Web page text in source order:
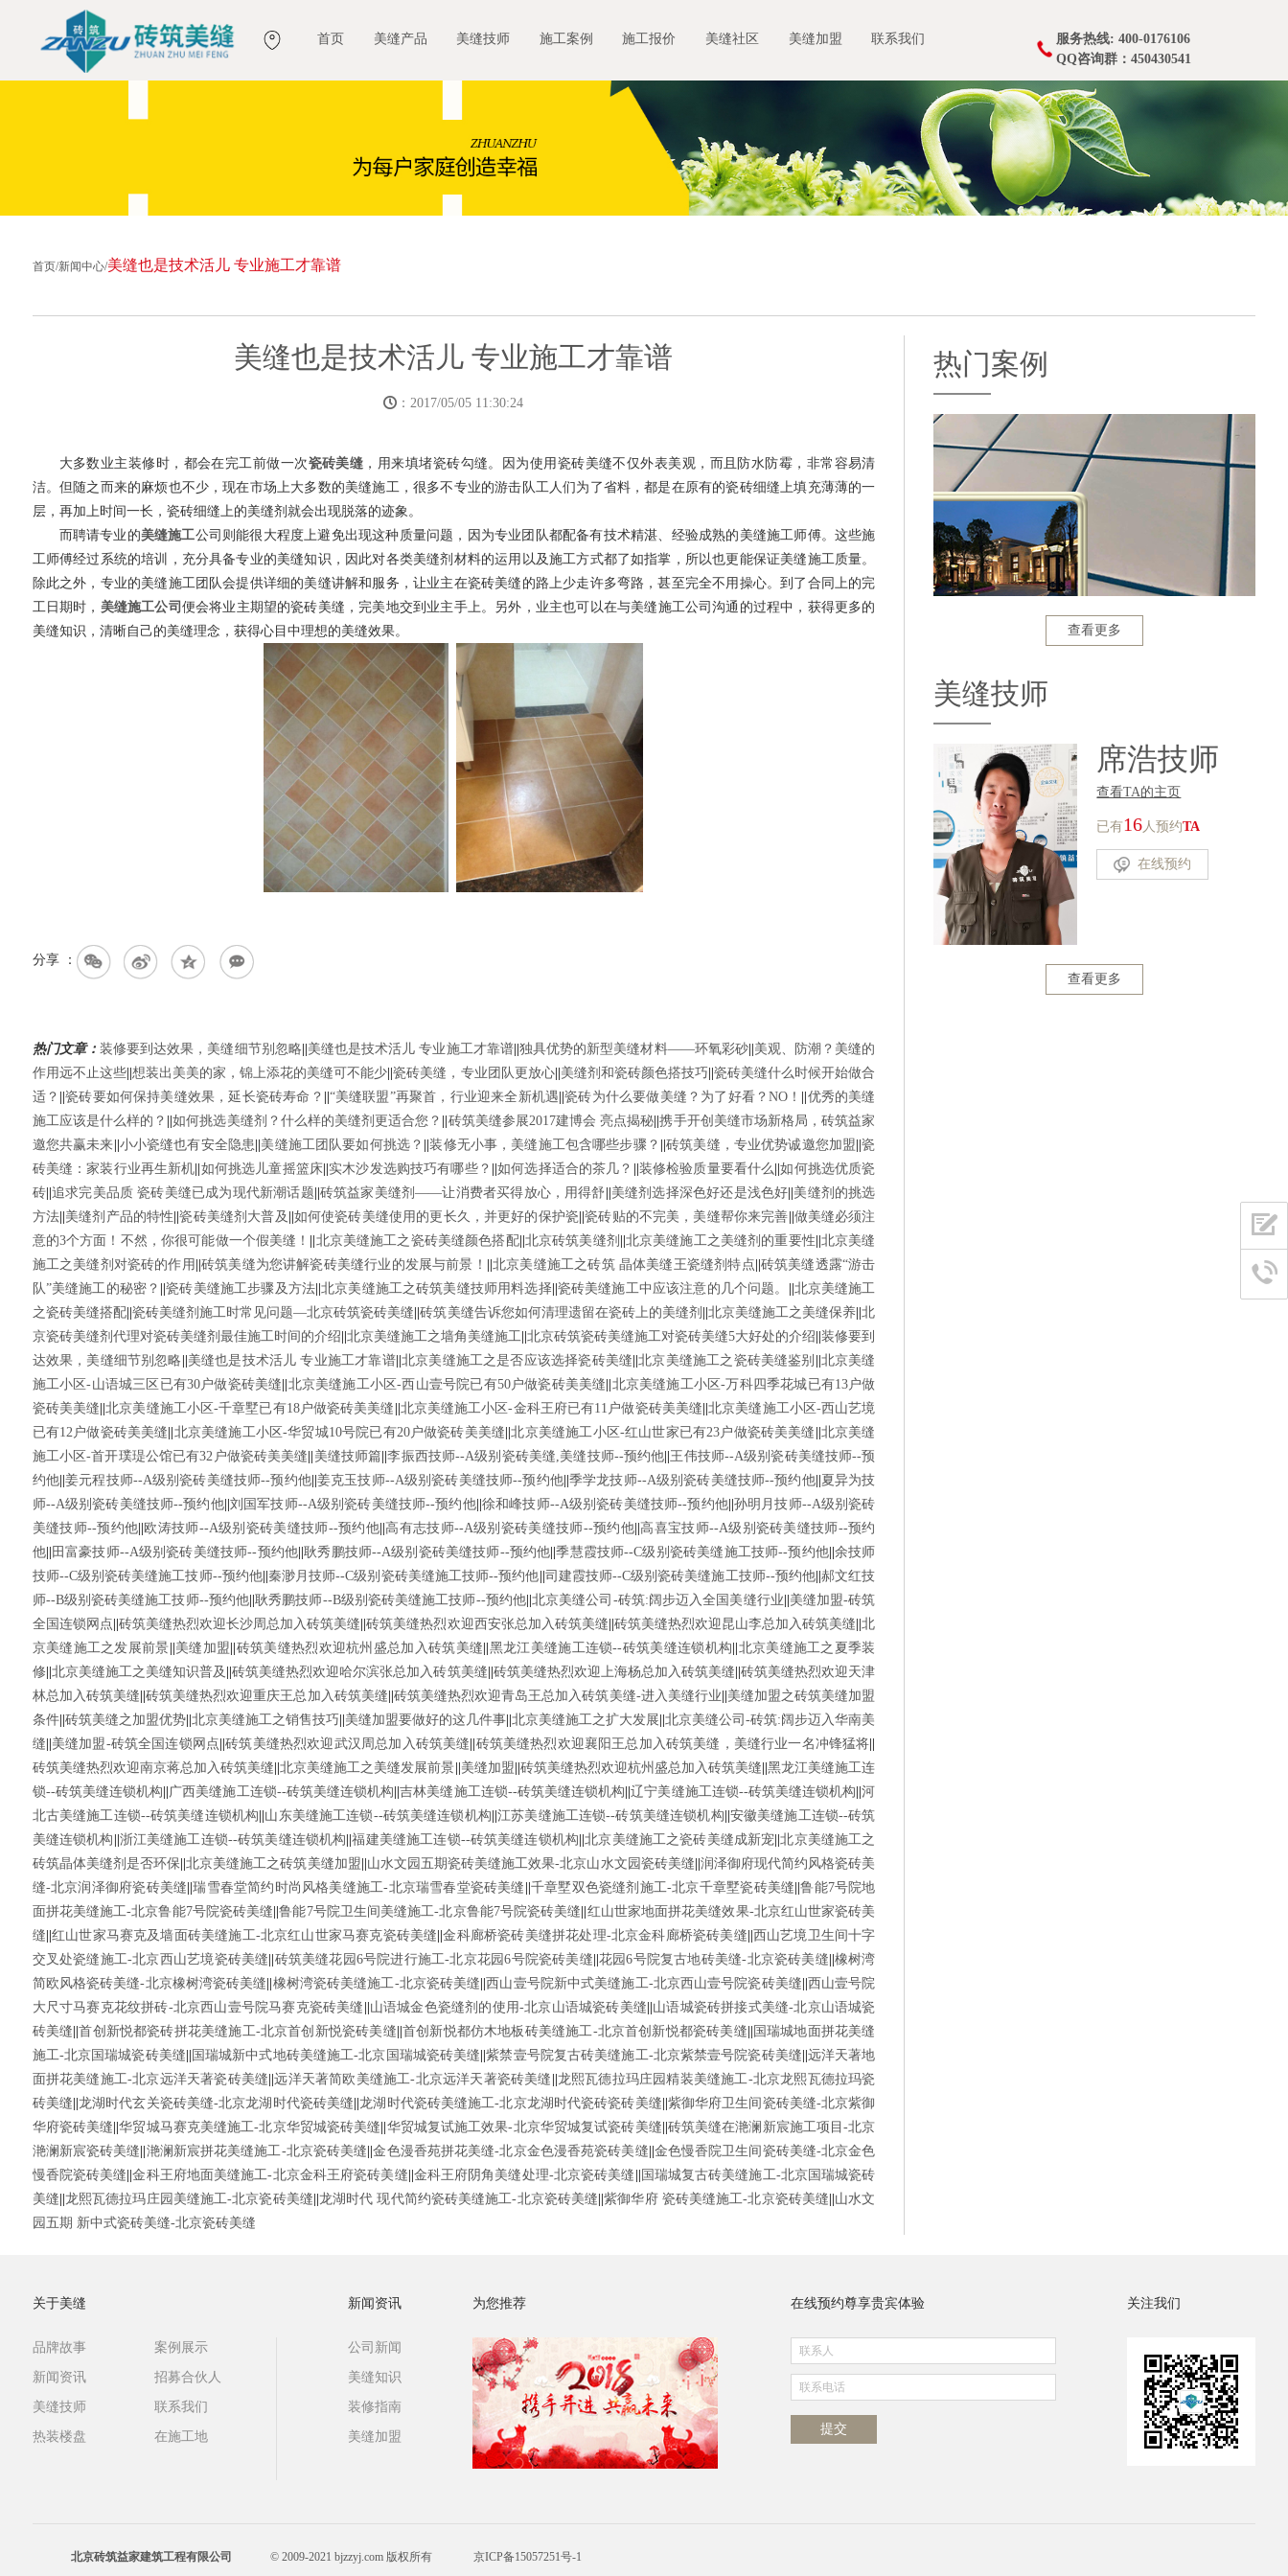
首页 美缝产品 美缝技师 施工案例 施工报价 美缝社区 美缝加盟 联系我们
服务热线: 400-0176106
QQ咨询群：450430541
首页/新闻中心/美缝也是技术活儿 专业施工才靠谱
热门案例
查看更多
美缝技师
席浩技师
查看TA的主页
已有16 人预约TA
在线预约
查看更多
美缝也是技术活儿 专业施工才靠谱
：2017/05/05 11:30:24
大多数业主装修时，都会在完工前做一次瓷砖美缝 ，用来填堵瓷砖勾缝。因为使用瓷砖美缝不仅外表美观，而且防水防霉，非常容易清
洁。但随之而来的麻烦也不少，现在市场上大多数的美缝施工，很多不专业的游击队工人们为了省料，都是在原有的瓷砖细缝上填充薄薄的一
层，再加上时间一长，瓷砖细缝上的美缝剂就会出现脱落的迹象。
而聘请专业的美缝施工公司则能很大程度上避免出现这种质量问题，因为专业团队都配备有技术精湛、经验成熟的美缝施工师傅。这些施
工师傅经过系统的培训，充分具备专业的美缝知识，因此对各类美缝剂材料的运用以及施工方式都了如指掌，所以也更能保证美缝施工质量。
除此之外，专业的美缝施工团队会提供详细的美缝讲解和服务，让业主在瓷砖美缝的路上少走许多弯路，甚至完全不用操心。到了合同上的完
工日期时， 美缝施工公司 便会将业主期望的瓷砖美缝，完美地交到业主手上。另外，业主也可以在与美缝施工公司沟通的过程中，获得更多的
美缝知识，清晰自己的美缝理念，获得心目中理想的美缝效果。
分享 ：
热门文章： 装修要到达效果，美缝细节别忽略 美缝也是技术活儿 专业施工才靠谱|| 独具优势的新型美缝材料——环氧彩砂|| 美观、防潮？美缝的
作用远不止这些|| 想装出美美的家，锦上添花的美缝可不能少 ||瓷砖美缝，专业团队更放心|| 美缝剂和瓷砖颜色搭技巧 ||瓷砖美缝什么时候开始做合
适？ 瓷砖要如何保持美缝效果，延长瓷砖寿命？ “美缝联盟”再聚首，行业迎来全新机遇 ||瓷砖为什么要做美缝？为了好看？NO！
优秀的美缝
施工应该是什么样的？ ||如何挑选美缝剂？什么样的美缝剂更适合您？ 砖筑美缝参展2017建博会 亮点揭秘 ||携手开创美缝市场新格局，砖筑益家
邀您共赢未来 小小瓷缝也有安全隐患 美缝施工团队要如何挑选？ ||装修无小事，美缝施工包含哪些步骤？ 砖筑美缝，专业优势诚邀您加盟 ||瓷
砖美缝：家装行业再生新机 如何挑选儿童摇篮床|| 实木沙发选购技巧有哪些？ 如何选择适合的茶几？ 装修检验质量要看什么 ||如何挑选优质瓷
砖|| 追求完美品质 瓷砖美缝已成为现代新潮话题 砖筑益家美缝剂——让消费者买得放心，用得舒 美缝剂选择深色好还是浅色好 美缝剂的挑选
方法|| 美缝剂产品的特性 ||瓷砖美缝剂大普及 如何使瓷砖美缝使用的更长久，并更好的保护瓷 ||瓷砖贴的不完美，美缝帮你来完善 做美缝必须注
意的3个方面！不然，你很可能做一个假美缝！
北京美缝施工之瓷砖美缝颜色搭配|| 北京砖筑美缝剂 北京美缝施工之美缝剂的重要性 北京美缝
施工之美缝剂对瓷砖的作用 砖筑美缝为您讲解瓷砖美缝行业的发展与前景！ 北京美缝施工之砖筑 晶体美缝王瓷缝剂特点 砖筑美缝透露“游击
队”美缝施工的秘密？ ||瓷砖美缝施工步骤及方法|| 北京美缝施工之砖筑美缝技师用料选择 瓷砖美缝施工中应该注意的几个问题。
北京美缝施工
之瓷砖美缝搭配|| 瓷砖美缝剂施工时常见问题—北京砖筑瓷砖美缝 ||砖筑美缝告诉您如何清理遗留在瓷砖上的美缝剂 ||北京美缝施工之美缝保养 ||北
京瓷砖美缝剂代理对瓷砖美缝剂最佳施工时间的介绍 北京美缝施工之墙角美缝施工 ||北京砖筑瓷砖美缝施工对瓷砖美缝5大好处的介绍 ||装修要到
达效果，美缝细节别忽略 美缝也是技术活儿 专业施工才靠谱|| 北京美缝施工之是否应该选择瓷砖美缝 ||北京美缝施工之瓷砖美缝鉴别
北京美缝
施工小区-山语城三区已有30户做瓷砖美缝 北京美缝施工小区-西山壹号院已有50户做瓷砖美美缝 北京美缝施工小区-万科四季花城已有13户做
瓷砖美美缝 ||北京美缝施工小区-千章墅已有18户做瓷砖美美缝 北京美缝施工小区-金科王府已有11户做瓷砖美美缝 ||北京美缝施工小区-西山艺境
已有12户做瓷砖美美缝 北京美缝施工小区-华贸城10号院已有20户做瓷砖美美缝 ||北京美缝施工小区-红山世家已有23户做瓷砖美美缝 北京美缝
施工小区-首开璞瑅公馆已有32户做瓷砖美美缝 美缝技师篇 ||李振西技师--A级别瓷砖美缝,美缝技师--预约他 王伟技师--A级别瓷砖美缝技师--预
约他|| 姜元程技师--A级别瓷砖美缝技师--预约他|| 姜克玉技师--A级别瓷砖美缝技师--预约他|| 季学龙技师--A级别瓷砖美缝技师--预约他|| 夏异为技
师--A级别瓷砖美缝技师--预约他|| 刘国军技师--A级别瓷砖美缝技师--预约他|| 徐和峰技师--A级别瓷砖美缝技师--预约他|| 孙明月技师--A级别瓷砖
美缝技师--预约他 欧涛技师--A级别瓷砖美缝技师--预约他|| 高有志技师--A级别瓷砖美缝技师--预约他|| 高喜宝技师--A级别瓷砖美缝技师--预约
他|| 田富豪技师--A级别瓷砖美缝技师--预约他 ||耿秀鹏技师--A级别瓷砖美缝技师--预约他 ||季慧霞技师--C级别瓷砖美缝施工技师--预约他|| 余技师
技师--C级别瓷砖美缝施工技师--预约他|| 秦渺月技师--C级别瓷砖美缝施工技师--预约他 司建霞技师--C级别瓷砖美缝施工技师--预约他 ||郝文红技
师--B级别瓷砖美缝施工技师--预约他 ||耿秀鹏技师--B级别瓷砖美缝施工技师--预约他|| 北京美缝公司-砖筑:阔步迈入全国美缝行业 美缝加盟-砖筑
全国连锁网点 砖筑美缝热烈欢迎长沙周总加入砖筑美缝 ||砖筑美缝热烈欢迎西安张总加入砖筑美缝 砖筑美缝热烈欢迎昆山李总加入砖筑美缝 ||北
京美缝施工之发展前景 美缝加盟 砖筑美缝热烈欢迎杭州盛总加入砖筑美缝 黑龙江美缝施工连锁--砖筑美缝连锁机构 北京美缝施工之夏季装
修 北京美缝施工之美缝知识普及 ||砖筑美缝热烈欢迎哈尔滨张总加入砖筑美缝 砖筑美缝热烈欢迎上海杨总加入砖筑美缝 ||砖筑美缝热烈欢迎天津
林总加入砖筑美缝 砖筑美缝热烈欢迎重庆王总加入砖筑美缝 砖筑美缝热烈欢迎青岛王总加入砖筑美缝-进入美缝行业 美缝加盟之砖筑美缝加盟
条件|| 砖筑美缝之加盟优势|| 北京美缝施工之销售技巧 美缝加盟要做好的这几件事 ||北京美缝施工之扩大发展 ||北京美缝公司-砖筑:阔步迈入华南美
缝 美缝加盟-砖筑全国连锁网点 ||砖筑美缝热烈欢迎武汉周总加入砖筑美缝 砖筑美缝热烈欢迎襄阳王总加入砖筑美缝，美缝行业一名冲锋猛将
砖筑美缝热烈欢迎南京蒋总加入砖筑美缝 ||北京美缝施工之美缝发展前景 美缝加盟 砖筑美缝热烈欢迎杭州盛总加入砖筑美缝 ||黑龙江美缝施工连
锁--砖筑美缝连锁机构 广西美缝施工连锁--砖筑美缝连锁机构 ||吉林美缝施工连锁--砖筑美缝连锁机构 ||辽宁美缝施工连锁--砖筑美缝连锁机构 ||河
北古美缝施工连锁--砖筑美缝连锁机构 山东美缝施工连锁--砖筑美缝连锁机构 江苏美缝施工连锁--砖筑美缝连锁机构 安徽美缝施工连锁--砖筑
美缝连锁机构 浙江美缝施工连锁--砖筑美缝连锁机构 ||福建美缝施工连锁--砖筑美缝连锁机构 ||北京美缝施工之瓷砖美缝成新宠 ||北京美缝施工之
砖筑晶体美缝剂是否环保 ||北京美缝施工之砖筑美缝加盟 山水文园五期瓷砖美缝施工效果-北京山水文园瓷砖美缝 润泽御府现代简约风格瓷砖美
缝-北京润泽御府瓷砖美缝 ||瑞雪春堂简约时尚风格美缝施工-北京瑞雪春堂瓷砖美缝 千章墅双色瓷缝剂施工-北京千章墅瓷砖美缝 ||鲁能7号院地
面拼花美缝施工-北京鲁能7号院瓷砖美缝 ||鲁能7号院卫生间美缝施工-北京鲁能7号院瓷砖美缝 红山世家地面拼花美缝效果-北京红山世家瓷砖美
缝 红山世家马赛克及墙面砖美缝施工-北京红山世家马赛克瓷砖美缝 ||金科廊桥瓷砖美缝拼花处理-北京金科廊桥瓷砖美缝 西山艺境卫生间十字
交叉处瓷缝施工-北京西山艺境瓷砖美缝 砖筑美缝花园6号院进行施工-北京花园6号院瓷砖美缝 花园6号院复古地砖美缝-北京瓷砖美缝 橡树湾
简欧风格瓷砖美缝-北京橡树湾瓷砖美缝 橡树湾瓷砖美缝施工-北京瓷砖美缝 西山壹号院新中式美缝施工-北京西山壹号院瓷砖美缝 西山壹号院
大尺寸马赛克花纹拼砖-北京西山壹号院马赛克瓷砖美缝 山语城金色瓷缝剂的使用-北京山语城瓷砖美缝 山语城瓷砖拼接式美缝-北京山语城瓷
砖美缝 ||首创新悦都瓷砖拼花美缝施工-北京首创新悦瓷砖美缝 首创新悦都仿木地板砖美缝施工-北京首创新悦都瓷砖美缝
国瑞城地面拼花美缝
施工-北京国瑞城瓷砖美缝
国瑞城新中式地砖美缝施工-北京国瑞城瓷砖美缝 ||紫禁壹号院复古砖美缝施工-北京紫禁壹号院瓷砖美缝 远洋天著地
面拼花美缝施工-北京远洋天著瓷砖美缝 ||远洋天著简欧美缝施工-北京远洋天著瓷砖美缝 龙熙瓦德拉玛庄园精装美缝施工-北京龙熙瓦德拉玛瓷
砖美缝 龙湖时代玄关瓷砖美缝-北京龙湖时代瓷砖美缝 ||龙湖时代瓷砖美缝施工-北京龙湖时代瓷砖瓷砖美缝 紫御华府卫生间瓷砖美缝-北京紫御
华府瓷砖美缝 ||华贸城马赛克美缝施工-北京华贸城瓷砖美缝 华贸城复试施工效果-北京华贸城复试瓷砖美缝 砖筑美缝在滟澜新宸施工项目-北京
滟澜新宸瓷砖美缝 滟澜新宸拼花美缝施工-北京瓷砖美缝 ||金色漫香苑拼花美缝-北京金色漫香苑瓷砖美缝 金色慢香院卫生间瓷砖美缝-北京金色
慢香院瓷砖美缝 ||金科王府地面美缝施工-北京金科王府瓷砖美缝 金科王府阴角美缝处理-北京瓷砖美缝
国瑞城复古砖美缝施工-北京国瑞城瓷砖
美缝 龙熙瓦德拉玛庄园美缝施工-北京瓷砖美缝 龙湖时代 现代简约瓷砖美缝施工-北京瓷砖美缝 ||紫御华府 瓷砖美缝施工-北京瓷砖美缝 山水文
园五期 新中式瓷砖美缝-北京瓷砖美缝
关于美缝
品牌故事 案例展示
新闻资讯 招募合伙人
美缝技师 联系我们
热装楼盘 在施工地
新闻资讯
公司新闻
美缝知识
装修指南
美缝加盟
为您推荐 在线预约尊享贵宾体验 关注我们
北京砖筑益家建筑工程有限公司 © 2009-2021 bjzzyj.com 版权所有 京ICP备15057251号-1